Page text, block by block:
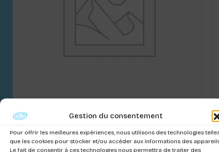
Gestion du consentement
Pour offrir les meilleures expériences, nous utilisons des technologies
que les cookies pour stocker et/ou accéder aux informations des
Le fait de consentir à ces technologies nous permettra de traiter des
FOND CAGE DU COBAYE 100
Connectez-vous pour voir les prix